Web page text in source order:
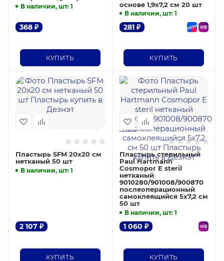
В наличии, шт: 1
368 ₽
КУПИТЬ
основе 1,9х7,2 см 20 шт
В наличии, шт: 1
281₽
КУПИТЬ
Пластырь SFM 20х20 см
нетканый 50 шт
В наличии, шт: 1
2 107 ₽
КУПИТЬ
Пластырь стерильный
Paul Hartmann
Cosmopor E steril
нетканый
9010280/901008/900870
послеоперационный
самоклеящийся 5х7,2 см
50 шт
В наличии, шт: 1
1 060 ₽
КУПИТЬ